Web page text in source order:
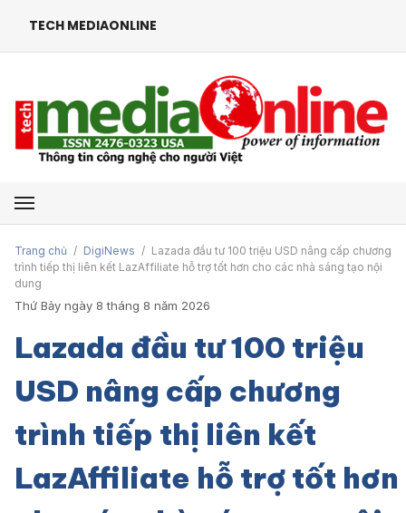
TECH MEDIAONLINE
Mở menu
Trang chủ / DigiNews / Lazada đầu tư 100 triệu USD nâng cấp chương
trình tiếp thị liên kết LazAffiliate hỗ trợ tốt hơn cho các nhà sáng tạo nội
dung
Thứ Bảy ngày 8 tháng 8 năm 2026
Lazada đầu tư 100 triệu
USD nâng cấp chương
trình tiếp thị liên kết
LazAffiliate hỗ trợ tốt hơn